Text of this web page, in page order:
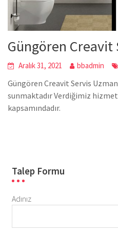
Güngören Creavit
Aralık 31, 2021 bbadmin
Güngören Creavit Servis
sunmaktadır Verdiğimiz
kapsamındadır.
Talep Formu
Adınız